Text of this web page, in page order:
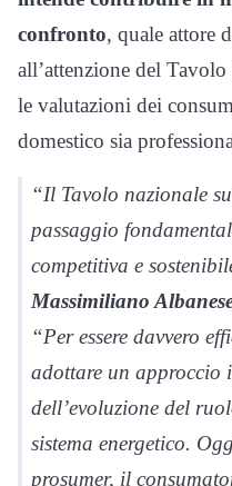
confronto, quale attore
all’attenzione del
le valutazioni dei
domestico sia
“Il Tavolo nazionale
passaggio
competitiva e
Massimiliano
“Per essere davvero
adottare un approccio
dell’evoluzione del
sistema energetico.
prosumer, il